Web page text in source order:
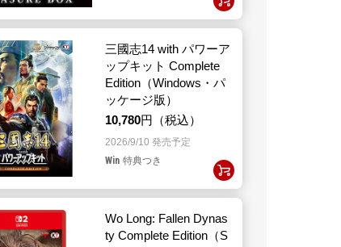
三國志14 with パワーア
ップキット Complete
Edition（Windows・パ
ッケージ版）
10,780円（税込）
2026/9/10 発売予定
Win 特典つき
Wo Long: Fallen Dynas
ty Complete Edition（S